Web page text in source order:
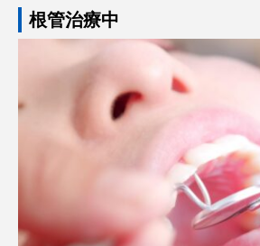
根管治療中